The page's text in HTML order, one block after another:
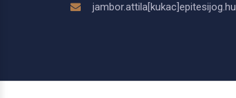
jambor.attila[kukac]epitesijog.hu